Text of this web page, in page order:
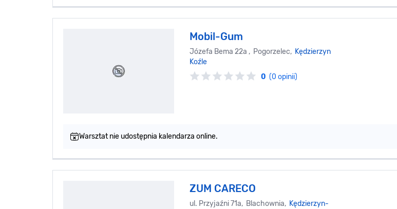
Mobil-Gum
Józefa Bema 22a , Pogorzelec, Kędzierzyn
Koźle
0 (0 opinii)
Warsztat nie udostępnia kalendarza online.
ZUM CARECO
ul. Przyjaźni 71a, Blachownia, Kędzierzyn-